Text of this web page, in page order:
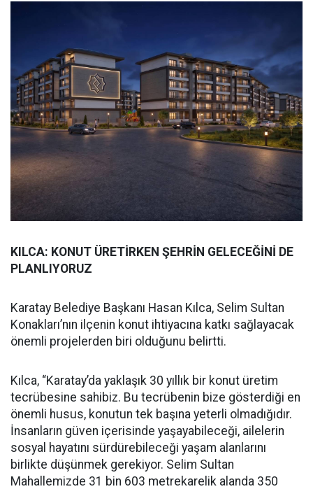
KILCA: KONUT ÜRETİRKEN ŞEHRİN GELECEĞİNİ DE
PLANLIYORUZ
Karatay Belediye Başkanı Hasan Kılca, Selim Sultan
Konakları’nın ilçenin konut ihtiyacına katkı sağlayacak
önemli projelerden biri olduğunu belirtti.
Kılca, “Karatay’da yaklaşık 30 yıllık bir konut üretim
tecrübesine sahibiz. Bu tecrübenin bize gösterdiği en
önemli husus, konutun tek başına yeterli olmadığıdır.
İnsanların güven içerisinde yaşayabileceği, ailelerin
sosyal hayatını sürdürebileceği yaşam alanlarını
birlikte düşünmek gerekiyor. Selim Sultan
Mahallemizde 31 bin 603 metrekarelik alanda 350